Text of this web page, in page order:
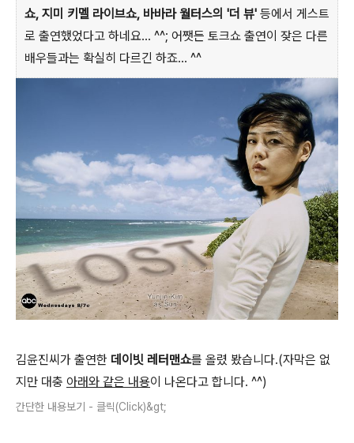
쇼, 지미 키멜 라이브쇼, 바바라 월터스의 '더 뷰' 등에서 게스트
로 출연했었다고 하네요... ^^; 어쨋든 토크쇼 출연이 잦은 다른
배우들과는 확실히 다르긴 하죠... ^^
김윤진씨가 출연한 데이빗 레터맨쇼를 올렸 봤습니다.(자막은 없
지만 대충 아래와 같은 내용이 나온다고 합니다. ^^)
간단한 내용보기 - 클릭(Click)&gt;